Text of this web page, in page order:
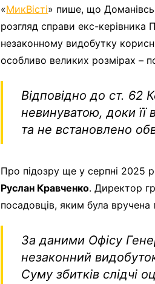
«МикВісті» пише, що
розгляд справи екс-
незаконному видобутку
особливо великих розмірах –
Відповідно до ст. 62
невинуватою, доки
та не встановлено
Про підозру ще у серпні 2025
Руслан Кравченко. Директор
посадовців, яким була
За даними Офісу
незаконний
Суму збитків слідчі